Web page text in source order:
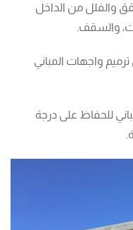
والفلل من الداخل
والسقف.
واجهات المباني
للحفاظ على درجة